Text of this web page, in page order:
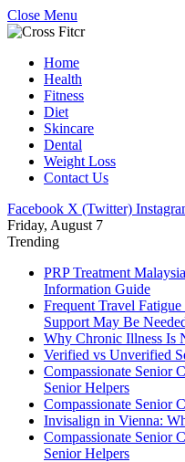
Close Menu
Home
Health
Fitness
Diet
Skincare
Dental
Weight Loss
Contact Us
Facebook X (Twitter)
Friday, August 7
Trending
PRP Treatment
Information Guide
Frequent Travel
Support May Be
Why Chronic Illness Is
Verified vs Unverified
Compassionate Senior
Senior Helpers
Compassionate Senior
Invisalign in Vienna:
Compassionate Senior
Senior Helpers